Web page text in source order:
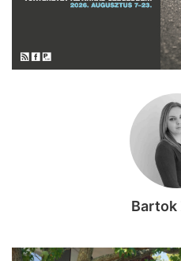
Bartok